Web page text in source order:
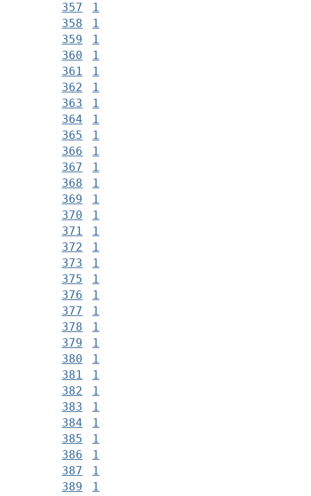
357
1
358
1
359
1
360
1
361
1
362
1
363
1
364
1
365
1
366
1
367
1
368
1
369
1
370
1
371
1
372
1
373
1
375
1
376
1
377
1
378
1
379
1
380
1
381
1
382
1
383
1
384
1
385
1
386
1
387
1
389
1